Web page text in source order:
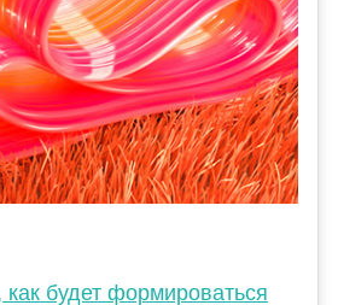
как будет формироваться